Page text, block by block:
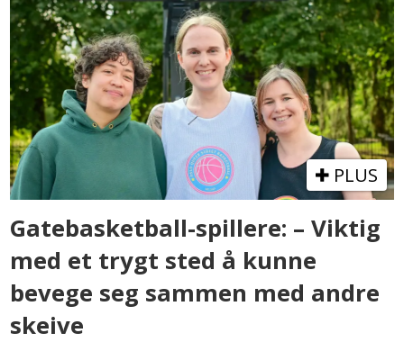
PLUS
Gatebasketball-spillere: – Viktig
med et trygt sted å kunne
bevege seg sammen med andre
skeive